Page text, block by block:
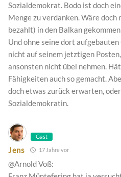
Sozialdemokrat. Bodo ist doch
Menge zu verdanken. Wäre
bezahlt) in den Balkan
Und ohne seine dort
nicht auf seinem jetztigen
ansonsten nicht übel nehmen.
Fähigkeiten auch so gemacht.
doch etwas zurück erwarten,
Sozialdemokratin.
Gast
Jens 17 Jahre vor
@Arnold Voß: